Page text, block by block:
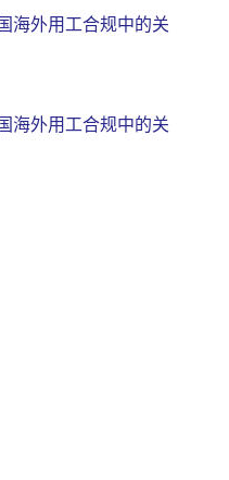
海外用工合规中的关
海外用工合规中的关